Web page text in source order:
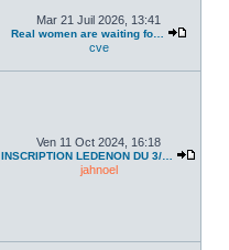
Mar 21 Juil 2026, 13:41
Real women are waiting fo…
cve
Ven 11 Oct 2024, 16:18
INSCRIPTION LEDENON DU 3/…
jahnoel